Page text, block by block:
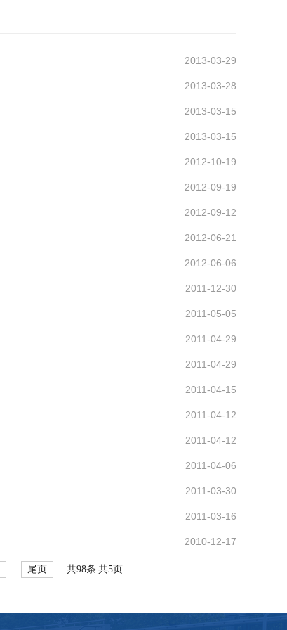
2013-03-29
2013-03-28
2013-03-15
2013-03-15
2012-10-19
2012-09-19
2012-09-12
2012-06-21
2012-06-06
2011-12-30
2011-05-05
2011-04-29
2011-04-29
2011-04-15
2011-04-12
2011-04-12
2011-04-06
2011-03-30
2011-03-16
2010-12-17
尾页 共98条 共5页